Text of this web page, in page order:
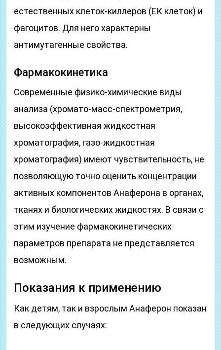
естественных клеток-киллеров (ЕК клеток) и
фагоцитов. Для него характерны
антимутагенные свойства.
Фармакокинетика
Современные физико-химические виды
анализа (хромато-масс-спектрометрия,
высокоэффективная жидкостная
хроматография, газо-жидкостная
хроматография) имеют чувствительность, не
позволяющую точно оценить концентрации
активных компонентов Анаферона в органах,
тканях и биологических жидкостях. В связи с
этим изучение фармакокинетических
параметров препарата не представляется
возможным.
Показания к применению
Как детям, так и взрослым Анаферон показан
в следующих случаях: